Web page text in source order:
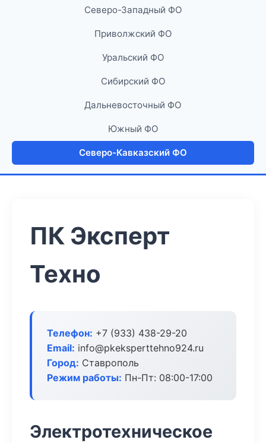
Северо-Западный ФО
Приволжский ФО
Уральский ФО
Сибирский ФО
Дальневосточный ФО
Южный ФО
Северо-Кавказский ФО
ПК Эксперт
Техно
Телефон: +7 (933) 438-29-20
Email: info@pkeksperttehno924.ru
Город: Ставрополь
Режим работы: Пн-Пт: 08:00-17:00
Электротехническое